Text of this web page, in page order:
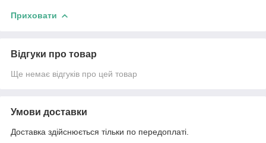
Приховати
Відгуки про товар
Ще немає відгуків про цей товар
Умови доставки
Доставка здійснюється тільки по передоплаті.